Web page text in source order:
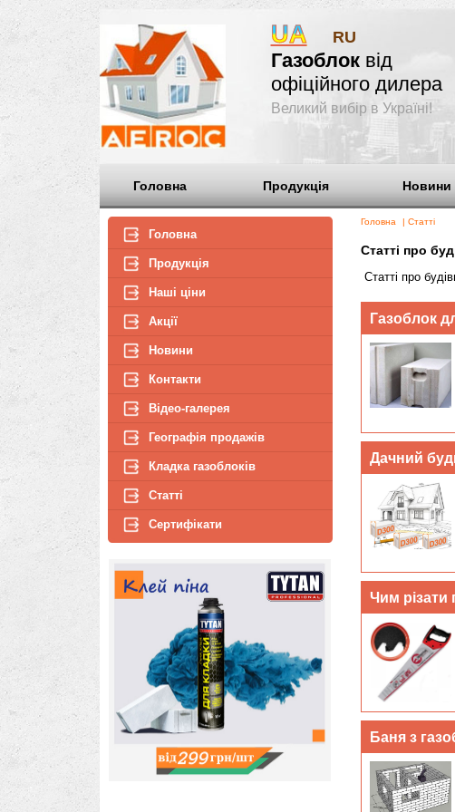
UA
Газоблок
офіційного
Великий вибір в
Головна Продукція
Головна
Продукція
Наші ціни
Акції
Кладка газоблоків
Сертифікати
Головна |
Статті
Чим